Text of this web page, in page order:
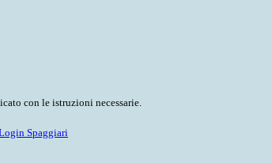
con le istruzioni necessarie.
Spaggiari